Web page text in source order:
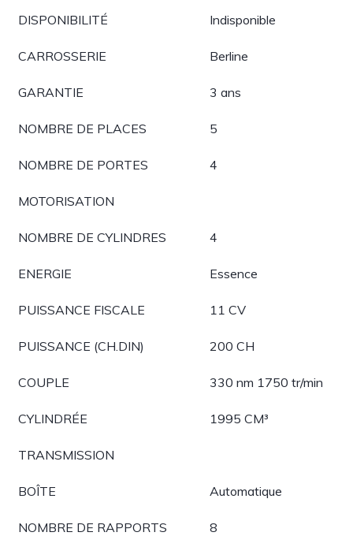
DISPONIBILITÉ Indisponible
CARROSSERIE Berline
GARANTIE 3 ans
NOMBRE DE PLACES 5
NOMBRE DE PORTES 4
MOTORISATION
NOMBRE DE CYLINDRES 4
ENERGIE Essence
PUISSANCE FISCALE 11 CV
PUISSANCE (CH.DIN) 200 CH
COUPLE 330 nm 1750 tr/min
CYLINDRÉE 1995 CM³
TRANSMISSION
BOÎTE Automatique
NOMBRE DE RAPPORTS 8